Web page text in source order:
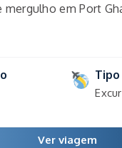
mergulho em Port
Ver viagem